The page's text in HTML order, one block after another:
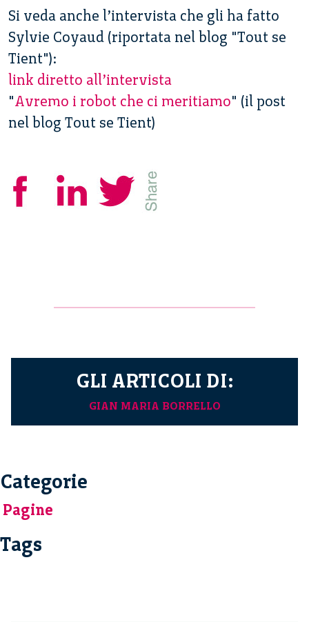
Si veda anche l’intervista che gli ha fatto
Sylvie Coyaud (riportata nel blog "Tout se
Tient"):
link diretto all’intervista
"Avremo i robot che ci meritiamo" (il post
nel blog Tout se Tient)
GLI ARTICOLI DI:
GIAN MARIA BORRELLO
Categorie
Pagine
Tags